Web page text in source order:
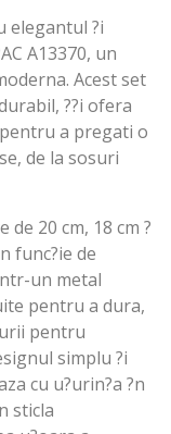
elegantul ?i
A13370, un
Acest set
??i ofera
a pregati o
de la sosuri
de 20 cm, 18 cm ?
func?ie de
pentru a dura,
pentru
simplu ?i
cu u?urin?a ?n
sticla